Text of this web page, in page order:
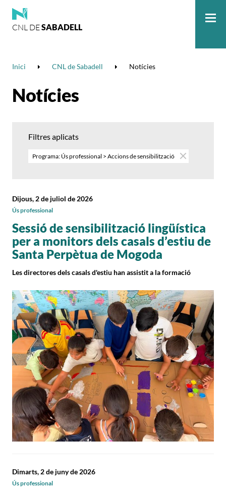
CNL DESABADELL
Inici CNL de Sabadell Notícies
Notícies
Filtres aplicats
Programa: Ús professional > Accions de sensibilització
Sessió de sensibilització lingüística
per a monitors dels casals d’estiu de
Santa Perpètua de Mogoda
Les directores dels casals d'estiu han assistit a la formació
Dijous, 2 de juliol de 2026
Ús professional
Dimarts, 2 de juny de 2026
Ús professional